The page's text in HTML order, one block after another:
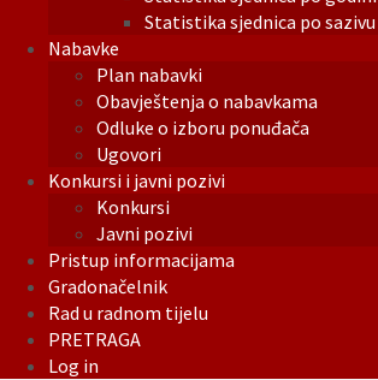
Statistika sjednica po sazivu
Nabavke
Plan nabavki
Obavještenja o nabavkama
Odluke o izboru ponuđača
Ugovori
Konkursi i javni pozivi
Konkursi
Javni pozivi
Pristup informacijama
Gradonačelnik
Rad u radnom tijelu
PRETRAGA
Log in